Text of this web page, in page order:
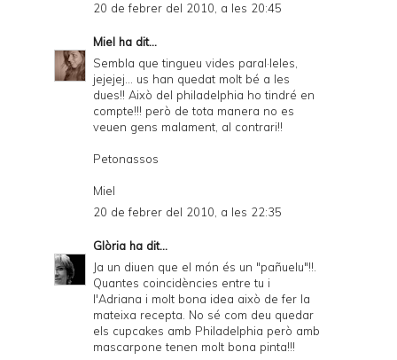
20 de febrer del 2010, a les 20:45
Miel ha dit...
Sembla que tingueu vides paral·leles,
jejejej... us han quedat molt bé a les
dues!! Això del philadelphia ho tindré en
compte!!! però de tota manera no es
veuen gens malament, al contrari!!
Petonassos
Miel
20 de febrer del 2010, a les 22:35
Glòria ha dit...
Ja un diuen que el món és un "pañuelu"!!.
Quantes coincidències entre tu i
l'Adriana i molt bona idea això de fer la
mateixa recepta. No sé com deu quedar
els cupcakes amb Philadelphia però amb
mascarpone tenen molt bona pinta!!!